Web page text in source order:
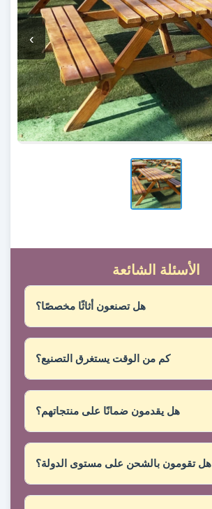
‹
الأسئلة الشائعة
هل تصنعون أثاثًا مخصصًا؟
واحتياجاتك.
كم من الوقت يستغرق التصنيع؟
هل يقدمون ضمانًا على منتجاتهم؟
هل تقومون بالشحن على مستوى الدولة؟